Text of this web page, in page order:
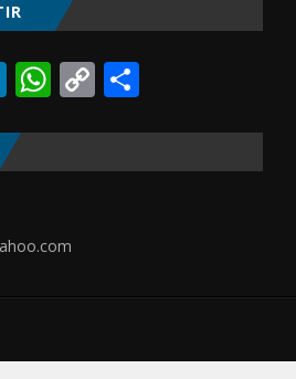
LinkedIn
WhatsApp
Copy